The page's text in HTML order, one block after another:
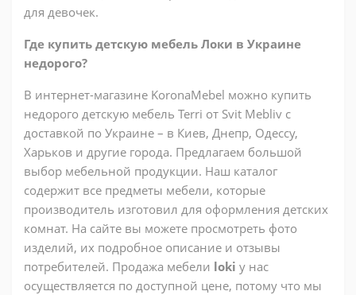
для девочек.
Где купить детскую мебель Локи в Украине
недорого?
В интернет-магазине KoronaMebel можно купить
недорого детскую мебель Terri от Svit Mebliv с
доставкой по Украине – в Киев, Днепр, Одессу,
Харьков и другие города. Предлагаем большой
выбор мебельной продукции. Наш каталог
содержит все предметы мебели, которые
производитель изготовил для оформления детских
комнат. На сайте вы можете просмотреть фото
изделий, их подробное описание и отзывы
потребителей. Продажа мебели loki у нас
осуществляется по доступной цене, потому что мы